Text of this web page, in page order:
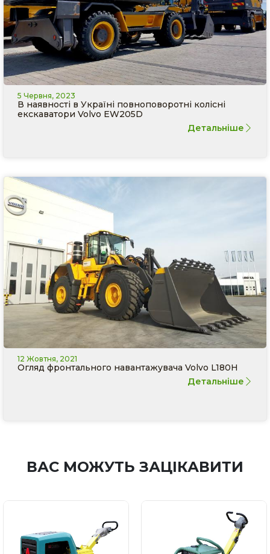
5 Червня, 2023
В наявності в Україні повноповоротні колісні
екскаватори Volvo EW205D
Детальніше
12 Жовтня, 2021
Огляд фронтального навантажувача Volvo L180H
Детальніше
ВАС МОЖУТЬ ЗАЦІКАВИТИ